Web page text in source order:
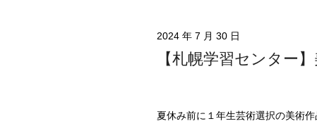
2024 年 7 月 30 日
【札幌学習センター
夏休み前に１年生芸術選択の美術作